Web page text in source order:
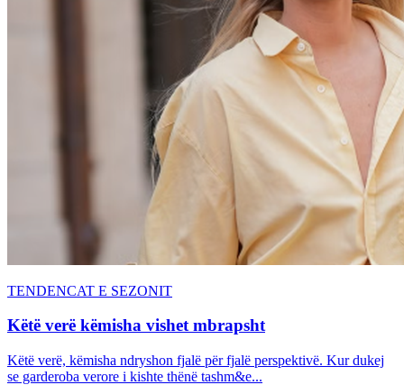
TENDENCAT E SEZONIT
Këtë verë këmisha vishet mbrapsht
Këtë verë, këmisha ndryshon fjalë për fjalë perspektivë. Kur dukej
se garderoba verore i kishte thënë tashm&e...